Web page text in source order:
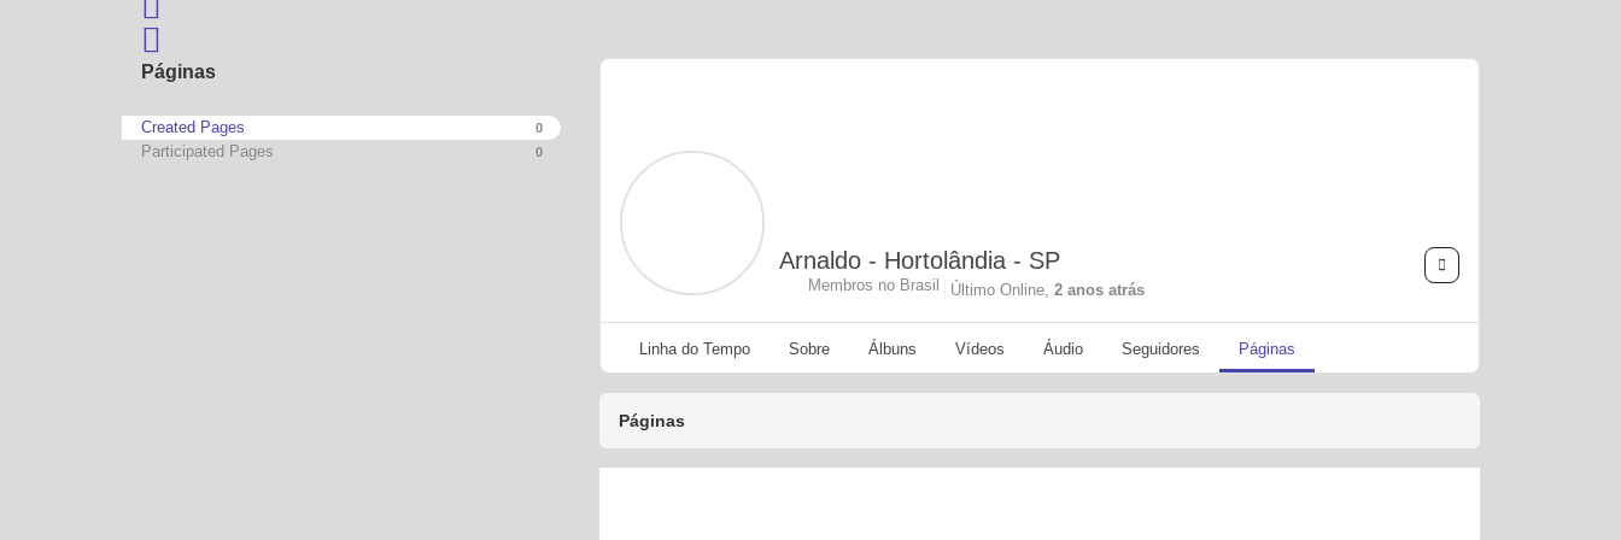
Páginas
Created Pages 0
Participated Pages 0
Arnaldo - Hortolândia - SP
Membros no Brasil Último Online, 2 anos atrás
Linha do Tempo Sobre Álbuns Vídeos Áudio Seguidores Páginas
Páginas